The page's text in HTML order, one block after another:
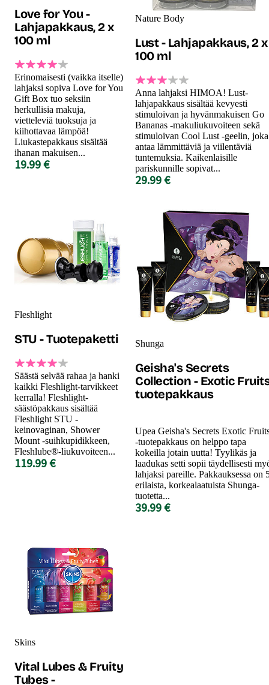
Love for You -
Lahjapakkaus, 2 x
100 ml
Erinomaisesti (vaikka itselle)
lahjaksi sopiva Love for You
Gift Box tuo seksiin
herkullisia makuja,
vietteleviä tuoksuja ja
kiihottavaa lämpöä!
Liukastepakkaus sisältää
ihanan makuisen...
19.99 €
Nature Body
Lust - Lahjapakkaus, 2 x
100 ml
Anna lahjaksi HIMOA! Lust-
lahjapakkaus sisältää kevyesti
stimuloivan ja hyvänmakuisen Go
Bananas -makuliukuvoiteen sekä
stimuloivan Cool Lust -geelin, joka
antaa lämmittäviä ja viilentäviä
tuntemuksia. Kaikenlaisille
pariskunnille sopivat...
29.99 €
Fleshlight
STU - Tuotepaketti
Säästä selvää rahaa ja hanki
kaikki Fleshlight-tarvikkeet
kerralla! Fleshlight-
säästöpakkaus sisältää
Fleshlight STU -
keinovaginan, Shower
Mount -suihkupidikkeen,
Fleshlube®-liukuvoiteen...
119.99 €
Shunga
Geisha's Secrets
Collection - Exotic
tuotepakkaus
Upea Geisha's Secrets Exotic
-tuotepakkaus on helppo tapa
kokeilla jotain uutta! Tyylikäs ja
laadukas setti sopii täydellisesti
lahjaksi pareille. Pakkauksessa on
erilaista, korkealaatuista Shunga-
tuotetta...
39.99 €
Skins
Vital Lubes & Fruity
Tubes -